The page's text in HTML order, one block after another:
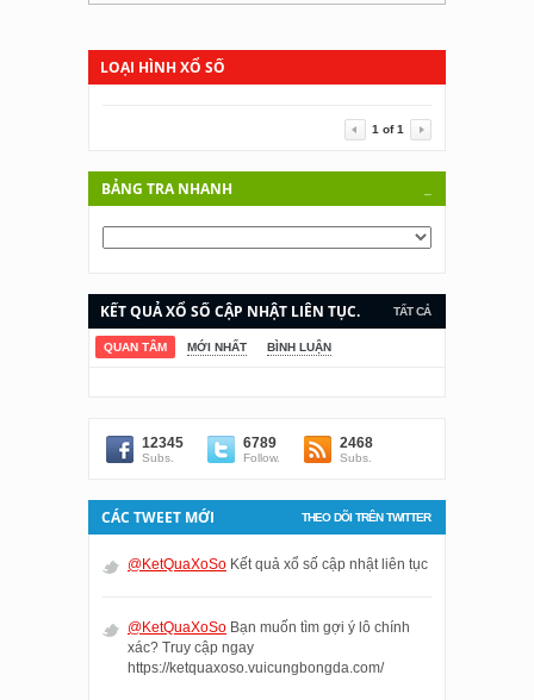
LOẠI HÌNH XỔ SỐ
1 of1
BẢNG TRA NHANH
TẤT CẢ
KẾT QUẢ XỔ SỐ CẬP NHẬT LIÊN TỤC.
QUAN TÂM MỚI NHẤT BÌNH LUẬN
12345
Subs.
6789
Follow.
2468
Subs.
THEO DÕI TRÊN TWITTER
CÁC TWEET MỚI
@KetQuaXoSo Kết quả xổ số cập nhật liên tục
@KetQuaXoSo Bạn muốn tìm gợi ý lô chính
xác? Truy cập ngay
https://ketquaxoso.vuicungbongda.com/